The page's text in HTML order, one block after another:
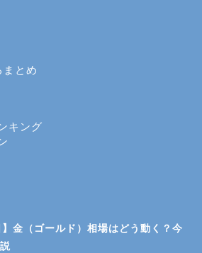
とめ
キング
金（ゴールド）相場はどう動く？今
商品先物取引